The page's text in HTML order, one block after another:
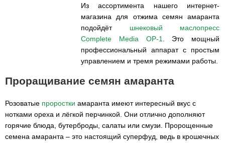
Из ассортимента нашего интернет-
магазина для отжима семян амаранта
подойдёт шнековый маслопресс
Complete Media OP-1
. Это мощный
профессиональный аппарат с простым
управлением и тремя режимами работы.
Проращивание семян амаранта
Розоватые проростки амаранта имеют интересный вкус с
нотками ореха и лёгкой перчинкой. Они отлично дополняют
горячие блюда, бутерброды, салаты или смузи. Пророщенные
семена амаранта – это настоящий суперфуд, ведь в крошечных